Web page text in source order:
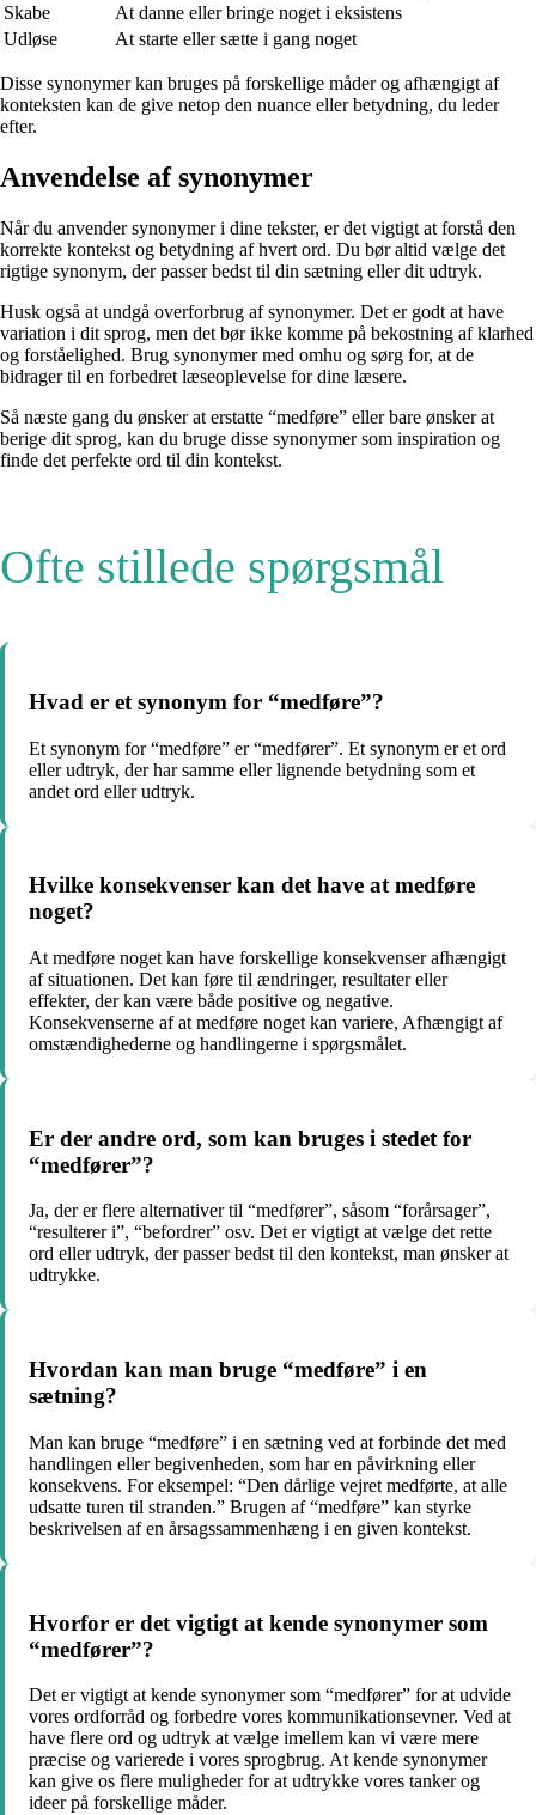
Skabe
At danne eller bringe noget i eksistens
Udløse
At starte eller sætte i gang noget
Disse synonymer kan bruges på forskellige måder og afhængigt af
konteksten kan de give netop den nuance eller betydning, du leder
efter.
Anvendelse af synonymer
Når du anvender synonymer i dine tekster, er det vigtigt at forstå den
korrekte kontekst og betydning af hvert ord. Du bør altid vælge det
rigtige synonym, der passer bedst til din sætning eller dit udtryk.
Husk også at undgå overforbrug af synonymer. Det er godt at have
variation i dit sprog, men det bør ikke komme på bekostning af klarhed
og forståelighed. Brug synonymer med omhu og sørg for, at de
bidrager til en forbedret læseoplevelse for dine læsere.
Så næste gang du ønsker at erstatte “medføre” eller bare ønsker at
berige dit sprog, kan du bruge disse synonymer som inspiration og
finde det perfekte ord til din kontekst.
Ofte stillede spørgsmål
Hvad er et synonym for “medføre”?
Et synonym for “medføre” er “medfører”. Et synonym er et ord
eller udtryk, der har samme eller lignende betydning som et
andet ord eller udtryk.
Hvilke konsekvenser kan det have at medføre
noget?
At medføre noget kan have forskellige konsekvenser afhængigt
af situationen. Det kan føre til ændringer, resultater eller
effekter, der kan være både positive og negative.
Konsekvenserne af at medføre noget kan variere, Afhængigt af
omstændighederne og handlingerne i spørgsmålet.
Er der andre ord, som kan bruges i stedet for
“medfører”?
Ja, der er flere alternativer til “medfører”, såsom “forårsager”,
“resulterer i”, “befordrer” osv. Det er vigtigt at vælge det rette
ord eller udtryk, der passer bedst til den kontekst, man ønsker at
udtrykke.
Hvordan kan man bruge “medføre” i en
sætning?
Man kan bruge “medføre” i en sætning ved at forbinde det med
handlingen eller begivenheden, som har en påvirkning eller
konsekvens. For eksempel: “Den dårlige vejret medførte, at alle
udsatte turen til stranden.” Brugen af “medføre” kan styrke
beskrivelsen af en årsagssammenhæng i en given kontekst.
Hvorfor er det vigtigt at kende synonymer som
“medfører”?
Det er vigtigt at kende synonymer som “medfører” for at udvide
vores ordforråd og forbedre vores kommunikationsevner. Ved at
have flere ord og udtryk at vælge imellem kan vi være mere
præcise og varierede i vores sprogbrug. At kende synonymer
kan give os flere muligheder for at udtrykke vores tanker og
ideer på forskellige måder.